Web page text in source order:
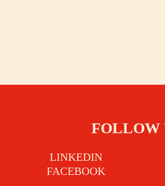
FOLLOW
LINKEDIN
FACEBOOK